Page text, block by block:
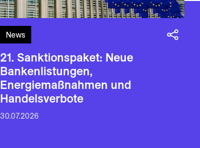
News
21. Sanktionspaket: Neue
Bankenlistungen,
Energiemaßnahmen und
Handelsverbote
30.07.2026